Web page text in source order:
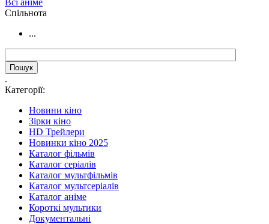
Всі аніме
Cпільнота
...
.
Категорії:
Новини кіно
Зірки кіно
HD Трейлери
Новинки кіно 2025
Каталог фільмів
Каталог серіалів
Каталог мультфільмів
Каталог мультсеріалів
Каталог аніме
Короткі мультики
Документальні